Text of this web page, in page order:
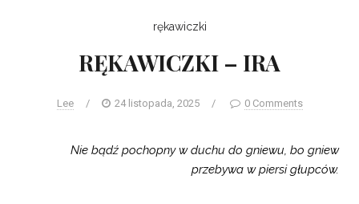
rękawiczki
RĘKAWICZKI – IRA
Lee / 24 listopada, 2025 / 0 Comments
Nie bądź pochopny w duchu do gniewu, bo gniew
przebywa w piersi głupców.